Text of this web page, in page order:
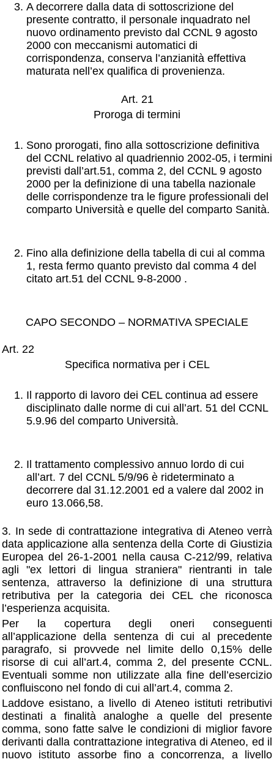
A decorrere dalla data di sottoscrizione del
presente contratto, il personale inquadrato nel
nuovo ordinamento previsto dal CCNL 9 agosto
2000 con meccanismi automatici di
corrispondenza, conserva l’anzianità effettiva
maturata nell’ex qualifica di provenienza.
Art. 21
Proroga di termini
Sono prorogati, fino alla sottoscrizione definitiva
del CCNL relativo al quadriennio 2002-05, i termini
previsti dall’art.51, comma 2, del CCNL 9 agosto
2000 per la definizione di una tabella nazionale
delle corrispondenze tra le figure professionali del
comparto Università e quelle del comparto Sanità.
Fino alla definizione della tabella di cui al comma
1, resta fermo quanto previsto dal comma 4 del
citato art.51 del CCNL 9-8-2000 .
CAPO SECONDO – NORMATIVA SPECIALE
Art. 22
Specifica normativa per i CEL
Il rapporto di lavoro dei CEL continua ad essere
disciplinato dalle norme di cui all’art. 51 del CCNL
5.9.96 del comparto Università.
Il trattamento complessivo annuo lordo di cui
all’art. 7 del CCNL 5/9/96 è rideterminato a
decorrere dal 31.12.2001 ed a valere dal 2002 in
euro 13.066,58.
3. In sede di contrattazione integrativa di Ateneo verrà
data applicazione alla sentenza della Corte di Giustizia
Europea del 26-1-2001 nella causa C-212/99, relativa
agli "ex lettori di lingua straniera" rientranti in tale
sentenza, attraverso la definizione di una struttura
retributiva per la categoria dei CEL che riconosca
l’esperienza acquisita.
Per la copertura degli oneri conseguenti
all’applicazione della sentenza di cui al precedente
paragrafo, si provvede nel limite dello 0,15% delle
risorse di cui all’art.4, comma 2, del presente CCNL.
Eventuali somme non utilizzate alla fine dell’esercizio
confluiscono nel fondo di cui all’art.4, comma 2.
Laddove esistano, a livello di Ateneo istituti retributivi
destinati a finalità analoghe a quelle del presente
comma, sono fatte salve le condizioni di miglior favore
derivanti dalla contrattazione integrativa di Ateneo, ed il
nuovo istituto assorbe fino a concorrenza, a livello